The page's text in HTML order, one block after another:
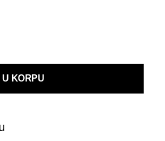
KORPU